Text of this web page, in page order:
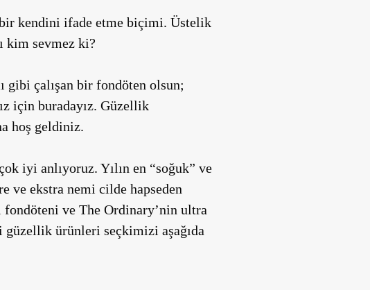
kendini ifade etme biçimi. Üstelik
kim sevmez ki?
gibi çalışan bir fondöten olsun;
için buradayız. Güzellik
hoş geldiniz.
iyi anlıyoruz. Yılın en “soğuk” ve
ve ekstra nemi cilde hapseden
fondöteni ve The Ordinary’nin ultra
güzellik ürünleri seçkimizi aşağıda